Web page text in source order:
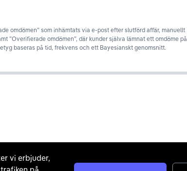
vi erbjuder,
omdömen” som inhämtats via e-post efter slutförd affär, manuellt
”Overifierade omdömen”, där kunder själva lämnat ett omdöme på
baseras på tid, frekvens och ett Bayesianskt genomsnitt.